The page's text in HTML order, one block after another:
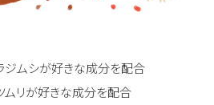
ジムシが好きな成分を配合
ムリが好きな成分を配合